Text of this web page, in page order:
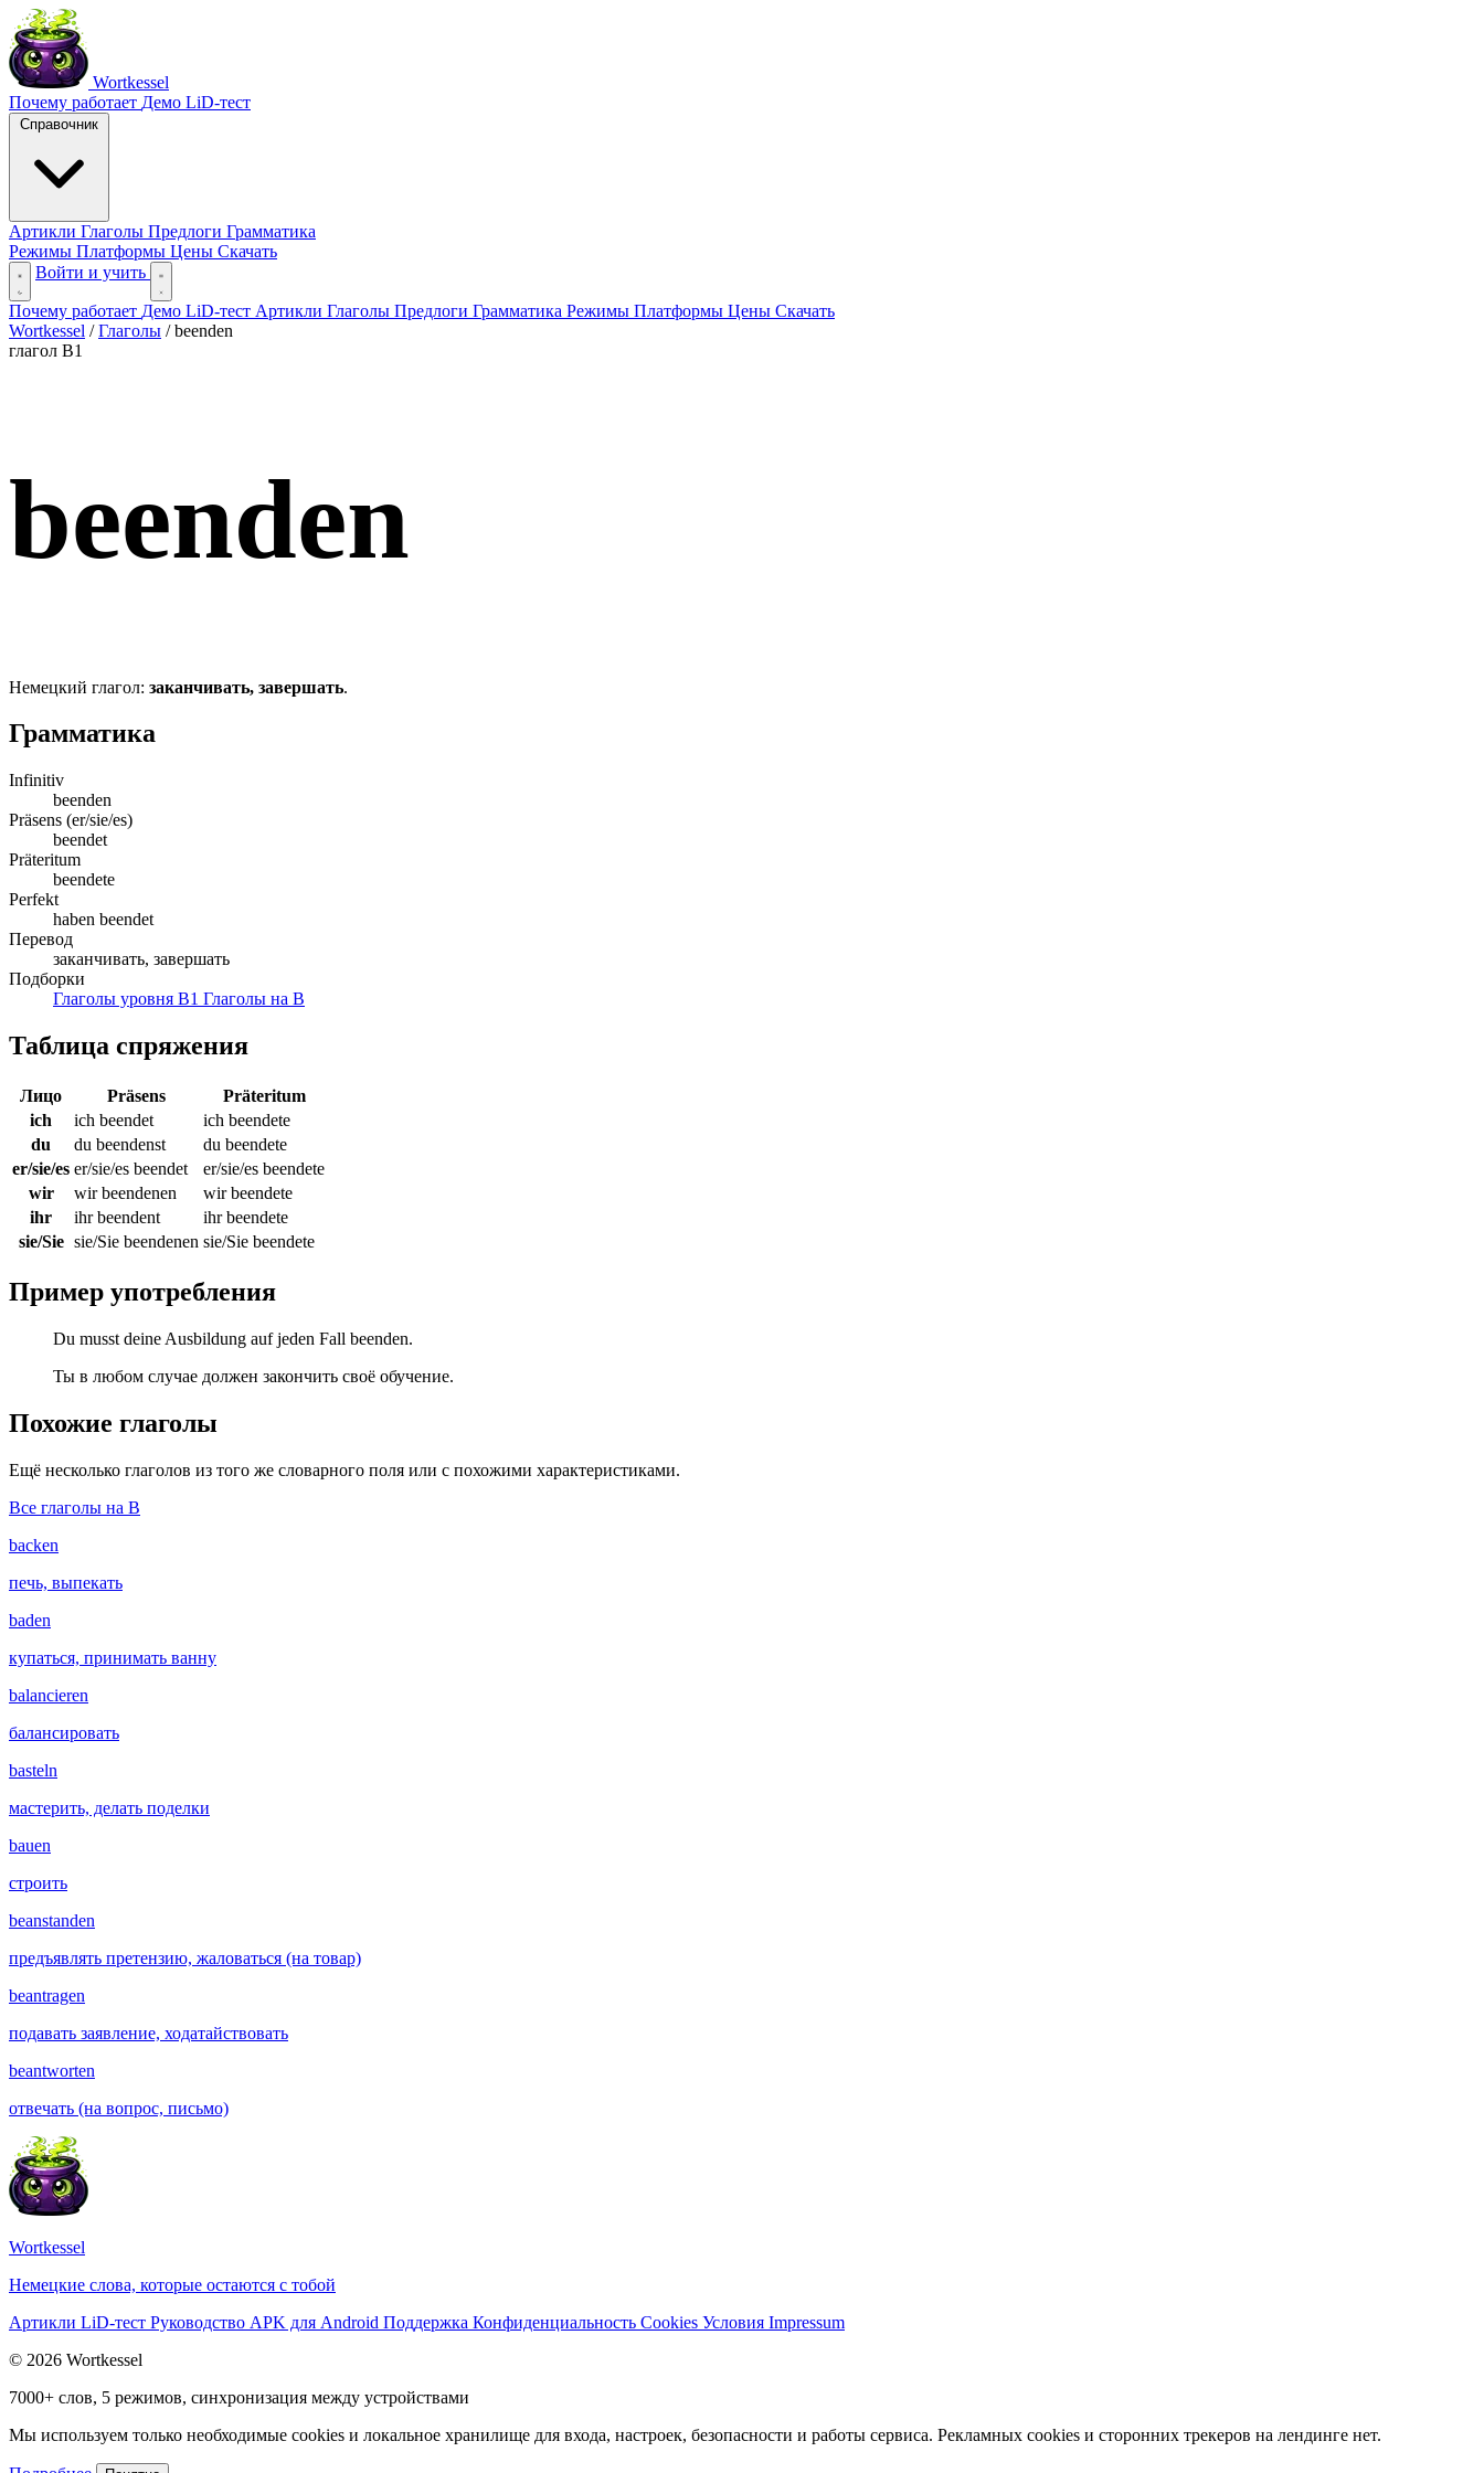
Wortkessel
Почему работает Демо LiD-тест
Справочник
Артикли Глаголы Предлоги Грамматика
Режимы Платформы Цены Скачать
Войти и учить
Почему работает Демо LiD-тест Артикли Глаголы Предлоги Грамматика Режимы Платформы Цены Скачать
Wortkessel / Глаголы / beenden
глагол B1
beenden
Немецкий глагол: заканчивать, завершать.
Грамматика
Infinitiv
beenden
Präsens (er/sie/es)
beendet
Präteritum
beendete
Perfekt
haben beendet
Перевод
заканчивать, завершать
Подборки
Глаголы уровня B1 Глаголы на B
Таблица спряжения
Лицо Präsens
Präteritum
ich
ich beendet
ich beendete
du
du beendenst
du beendete
er/sie/es er/sie/es beendet
er/sie/es beendete
wir
wir beendenen
wir beendete
ihr
ihr beendent
ihr beendete
sie/Sie sie/Sie beendenen sie/Sie beendete
Пример употребления
Du musst deine Ausbildung auf jeden Fall beenden.
Ты в любом случае должен закончить своё обучение.
Похожие глаголы
Ещё несколько глаголов из того же словарного поля или с похожими характеристиками.
Все глаголы на B
backen
печь, выпекать
baden
купаться, принимать ванну
balancieren
балансировать
basteln
мастерить, делать поделки
bauen
строить
beanstanden
предъявлять претензию, жаловаться (на товар)
beantragen
подавать заявление, ходатайствовать
beantworten
отвечать (на вопрос, письмо)
Wortkessel
Немецкие слова, которые остаются с тобой
Артикли LiD-тест Руководство APK для Android Поддержка Конфиденциальность Cookies Условия Impressum
© 2026 Wortkessel
7000+ слов, 5 режимов, синхронизация между устройствами
Мы используем только необходимые cookies и локальное хранилище для входа, настроек, безопасности и работы сервиса. Рекламных cookies и сторонних трекеров на лендинге нет.